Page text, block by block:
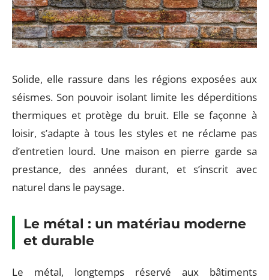
Solide, elle rassure dans les régions exposées aux
séismes. Son pouvoir isolant limite les déperditions
thermiques et protège du bruit. Elle se façonne à
loisir, s’adapte à tous les styles et ne réclame pas
d’entretien lourd. Une maison en pierre garde sa
prestance, des années durant, et s’inscrit avec
naturel dans le paysage.
Le métal : un matériau moderne
et durable
Le métal, longtemps réservé aux bâtiments